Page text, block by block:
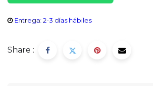
Entrega: 2-3 días hábiles
Share :